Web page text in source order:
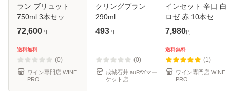
ラン ブリュット
750ml 3本セット
辛口 ヴァレ ド ラ
72,600円
送料無料
(0)
ワイン専門店 WINE
PRO
クリングブラン
290ml
493円
(0)
成城石井 auPAYマー
ケット店
インセット 辛口 白
ロゼ 赤 10本セッ
ト 泡だけ エブリデ
弾 浜運
7,980円
送料無料
(1)
ワイン専門店 WINE
PRO